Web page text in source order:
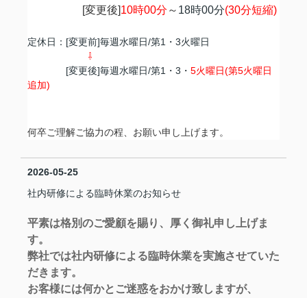
[変更後]10時00分 ～ 18時00分(30分短縮)
定休日：[変更前]毎週水曜日/第1・3火曜日
⇩
[変更後]毎週水曜日/第1・3・ 5火曜日(第5火曜日
追加)
何卒ご理解ご協力の程、お願い申し上げます。
2026-05-25
社内研修による臨時休業のお知らせ
平素は格別のご愛顧を賜り、厚く御礼申し上げま
す。
弊社では社内研修による臨時休業を実施させていた
だきます。
お客様には何かとご迷惑をおかけ致しますが、